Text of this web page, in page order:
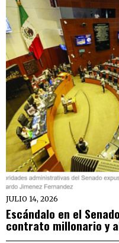
JULIO 14, 2026
Escándalo en el
contrato millonario y